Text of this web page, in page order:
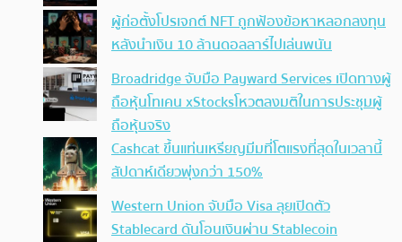
ผู้ก่อตั้งโปรเจกต์ NFT ถูกฟ้องข้อหาหลอกลงทุน
หลังนำเงิน 10 ล้านดอลลาร์ไปเล่นพนัน
Broadridge จับมือ Payward Services เปิดทางผู้
ถือหุ้นโทเคน xStocksโหวตลงมติในการประชุมผู้
ถือหุ้นจริง
Cashcat ขึ้นแท่นเหรียญมีมที่โตแรงที่สุดในเวลานี้
สัปดาห์เดียวพุ่งกว่า 150%
Western Union จับมือ Visa ลุยเปิดตัว
Stablecard ดันโอนเงินผ่าน Stablecoin